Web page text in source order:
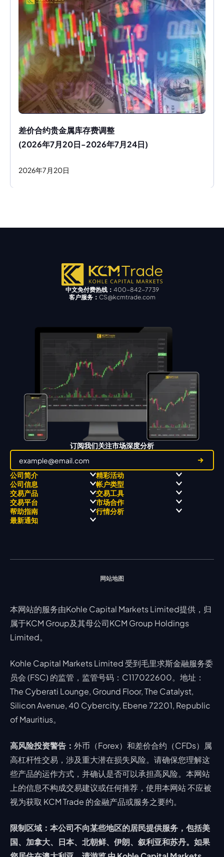
差价合约贵金属库存费调整
(2026年7月20日-2026年7月24日)
2026年7 月 20日
中文免付费热线： 400-842-7739
客户服务： CS@kcmtrade.com
订阅我们关注市场深度分析
公司简介
关于
关于 KCM Group
三大优势
奖项和成就
精彩活动
职业高尔夫 x 飘移队
全球高尔夫锦标赛
公司信息
经营理念
公开信息与风险披露
公司新闻
视频库
帐户类型
ECN 账户
STP 账户
账户比较
交易产品
Forex
贵金属
能源
交易工具
交易平台
MetaTrader 4
MetaTrader 5
市场合作
帮助指南 行情分析
最新通知
网站地图
本网站的服务由Kohle Capital Markets Limited提供，归
属于KCM Group及其母公司KCM Group Holdings
Limited。
Kohle Capital Markets Limited 受到毛里求斯金融服务委
员会 (FSC) 的监管，监管号码：C117022600。地址：
The Cyberati Lounge, Ground Floor, The Catalyst,
Silicon Avenue, 40 Cybercity, Ebene 72201, Republic
of Mauritius。
高风险投资警告： 外币（Forex）和差价合约（CFDs）属
高杠杆性交易，涉及重大潜在损失风险。请确保您理解这
些产品的运作方式，并确认是否可以承担高风险。本网站
上的信息不构成交易建议或任何推荐，使用本网站 不应被
视为获取 KCM Trade 的金融产品或服务之要约。
限制区域：本公司不向某些地区的居民提供服务，包括美
国、加拿大、日本、北朝鲜、伊朗、叙利亚和苏丹。如果